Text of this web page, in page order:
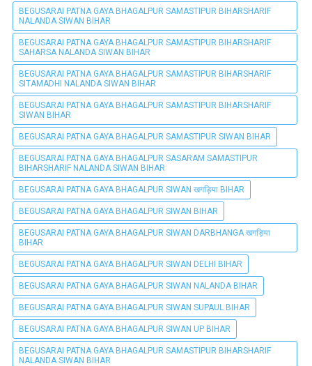
BEGUSARAI PATNA GAYA BHAGALPUR SAMASTIPUR BIHARSHARIF
NALANDA SIWAN BIHAR
BEGUSARAI PATNA GAYA BHAGALPUR SAMASTIPUR BIHARSHARIF
SAHARSA NALANDA SIWAN BIHAR
BEGUSARAI PATNA GAYA BHAGALPUR SAMASTIPUR BIHARSHARIF
SITAMADHI NALANDA SIWAN BIHAR
BEGUSARAI PATNA GAYA BHAGALPUR SAMASTIPUR BIHARSHARIF
SIWAN BIHAR
BEGUSARAI PATNA GAYA BHAGALPUR SAMASTIPUR SIWAN BIHAR
BEGUSARAI PATNA GAYA BHAGALPUR SASARAM SAMASTIPUR
BIHARSHARIF NALANDA SIWAN BIHAR
BEGUSARAI PATNA GAYA BHAGALPUR SIWAN खगड़िया BIHAR
BEGUSARAI PATNA GAYA BHAGALPUR SIWAN BIHAR
BEGUSARAI PATNA GAYA BHAGALPUR SIWAN DARBHANGA खगड़िया
BIHAR
BEGUSARAI PATNA GAYA BHAGALPUR SIWAN DELHI BIHAR
BEGUSARAI PATNA GAYA BHAGALPUR SIWAN NALANDA BIHAR
BEGUSARAI PATNA GAYA BHAGALPUR SIWAN SUPAUL BIHAR
BEGUSARAI PATNA GAYA BHAGALPUR SIWAN UP BIHAR
BEGUSARAI PATNA GAYA BHAGALPUR SAMASTIPUR BIHARSHARIF
NALANDA SIWAN BIHAR